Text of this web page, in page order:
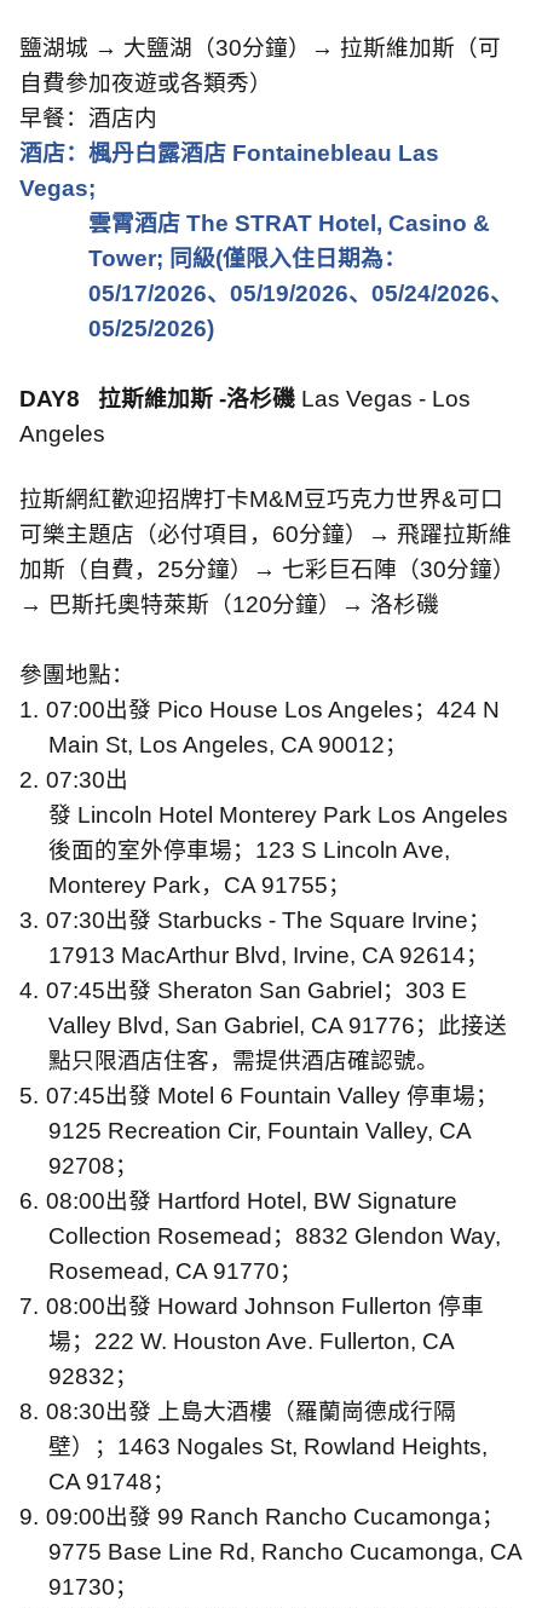
鹽湖城 → 大鹽湖（30分鐘）→ 拉斯維加斯（可
自費參加夜遊或各類秀）
早餐：酒店内
酒店：楓丹白露酒店 Fontainebleau Las
Vegas;
雲霄酒店The STRAT Hotel, Casino &
Tower; 同級(僅限入住日期為：
05/17/2026、 05/19/2026、 05/24/2026、
05/25/2026)
DAY8 拉斯維加斯 -洛杉磯 Las Vegas - Los
Angeles
拉斯網紅歡迎招牌打卡M&M豆巧克力世界&可口
可樂主題店（必付項目， 60分鐘）→ 飛躍拉斯維
加斯（自費， 25分鐘）→ 七彩巨石陣（30分鐘）
→ 巴斯托奧特萊斯（120分鐘）→ 洛杉磯
參團地點：
1. 07:00出發 Pico House Los Angeles； 424 N
Main St, Los Angeles, CA 90012；
2. 07:30出
發 Lincoln Hotel Monterey Park Los Angeles
後面的室外停車場； 123 S Lincoln Ave,
Monterey Park， CA 91755；
3. 07:30出發 Starbucks - The Square Irvine；
17913 MacArthur Blvd, Irvine, CA 92614；
4. 07:45出發 Sheraton San Gabriel ； 303 E
Valley Blvd, San Gabriel, CA 91776；此接送
點只限酒店住客，需提供酒店確認號。
5. 07:45出發 Motel 6 Fountain Valley 停車場；
9125 Recreation Cir, Fountain Valley, CA
92708；
6. 08:00出發 Hartford Hotel, BW Signature
Collection Rosemead ； 8832 Glendon Way,
Rosemead, CA 91770；
7. 08:00出發 Howard Johnson Fullerton 停車
場； 222 W. Houston Ave. Fullerton, CA
92832；
8. 08:30出發
上島大酒樓（羅蘭崗德成行隔
壁）； 1463 Nogales St, Rowland Heights,
CA 91748；
9. 09:00出發 99 Ranch Rancho Cucamonga；
9775 Base Line Rd, Rancho Cucamonga, CA
91730；